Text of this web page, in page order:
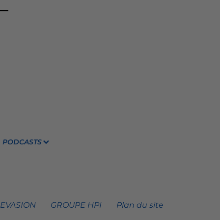
PODCASTS
GROUPE HPI Plan du site